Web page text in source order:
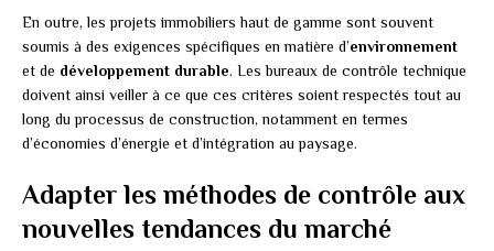
En outre, les projets immobiliers haut de gamme sont souvent
soumis à des exigences spécifiques en matière d’environnement
et de développement durable. Les bureaux de contrôle technique
doivent ainsi veiller à ce que ces critères soient respectés tout au
long du processus de construction, notamment en termes
d’économies d’énergie et d’intégration au paysage.
Adapter les méthodes de contrôle aux
nouvelles tendances du marché